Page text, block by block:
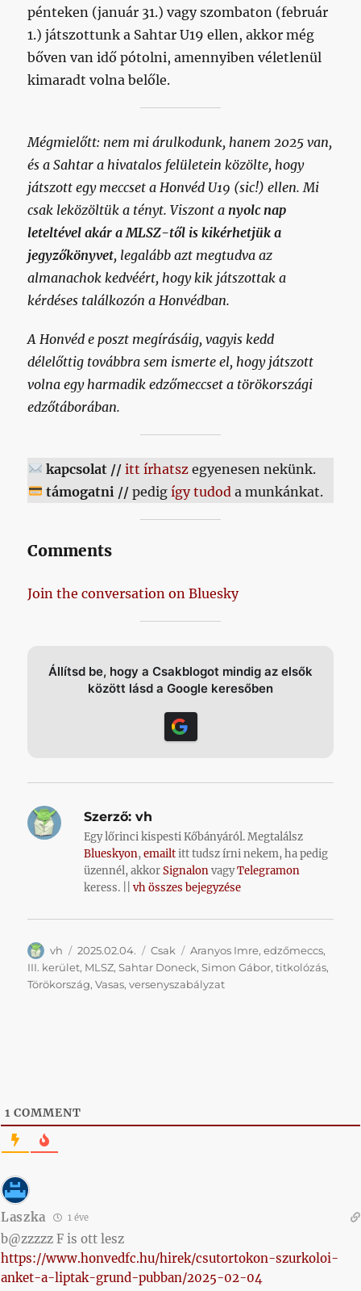
pénteken (január 31.) vagy szombaton (február
1.) játszottunk a Sahtar U19 ellen, akkor még
bőven van idő pótolni, amennyiben véletlenül
kimaradt volna belőle.
Mégmielőtt: nem mi árulkodunk, hanem 2025 van,
és a Sahtar a hivatalos felületein közölte, hogy
játszott egy meccset a Honvéd U19 (sic!) ellen. Mi
csak leközöltük a tényt. Viszont a nyolc nap
leteltével akár a MLSZ-től is kikérhetjük a
jegyzőkönyvet, legalább azt megtudva az
almanachok kedvéért, hogy kik játszottak a
kérdéses találkozón a Honvédban.
A Honvéd e poszt megírásáig, vagyis kedd
délelőttig továbbra sem ismerte el, hogy játszott
volna egy harmadik edzőmeccset a törökországi
edzőtáborában.
kapcsolat // itt írhatszegyenesen nekünk.
támogatni //pedig így tudod a munkánkat.
Comments
Join the conversation on Bluesky
Állítsd be, hogy a Csakblogot mindig az elsők
között lásd a Google keresőben
Szerző: vh
Egy lőrinci kispesti Kőbányáról. Megtalálsz
Blueskyon,emailtitt tudsz írni nekem, ha pedig
üzennél, akkorSignalonvagyTelegramon
keress. ||vh összes bejegyzése
Szerző
vh Közzétéve
2025.02.04. Kategória
Csak Címke
Aranyos Imre,edzőmeccs,
III. kerület, MLSZ,Sahtar Doneck,Simon Gábor,titkolózás,
Törökország,Vasas,versenyszabályzat
1 COMMENT
Laszka 1 éve
b@zzzzz F is ott lesz
https://www.honvedfc.hu/hirek/csutortokon-szurkoloi-
anket-a-liptak-grund-pubban/2025-02-04